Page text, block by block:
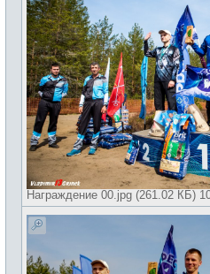
Награждение 00.jpg (261.02 КБ)